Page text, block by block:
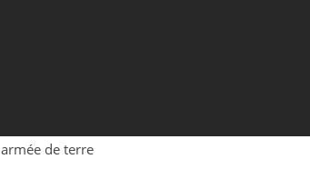
armée de terre